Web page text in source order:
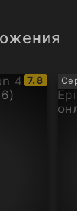
IMDb
рейтинг:
7.8